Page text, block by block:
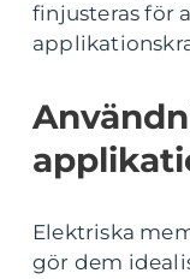
finjusteras för
Elektriska
gör dem